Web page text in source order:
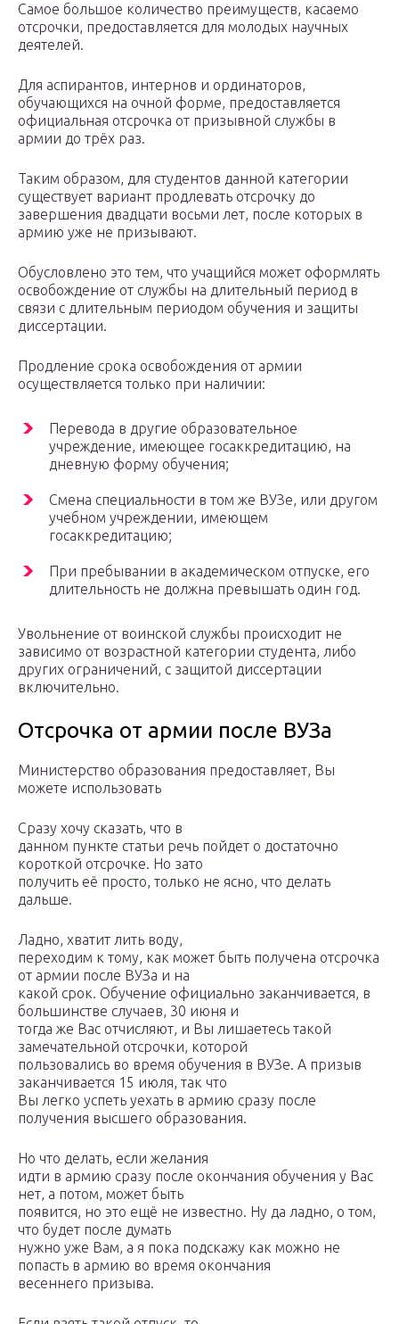
Самое большое количество преимуществ, касаемо
отсрочки, предоставляется для молодых научных
деятелей.
Для аспирантов, интернов и ординаторов,
обучающихся на очной форме, предоставляется
официальная отсрочка от призывной службы в
армии до трёх раз.
Таким образом, для студентов данной категории
существует вариант продлевать отсрочку до
завершения двадцати восьми лет, после которых в
армию уже не призывают.
Обусловлено это тем, что учащийся может оформлять
освобождение от службы на длительный период в
связи с длительным периодом обучения и защиты
диссертации.
Продление срока освобождения от армии
осуществляется только при наличии:
Перевода в другие образовательное
учреждение, имеющее госаккредитацию, на
дневную форму обучения;
Смена специальности в том же ВУЗе, или другом
учебном учреждении, имеющем
госаккредитацию;
При пребывании в академическом отпуске, его
длительность не должна превышать один год.
Увольнение от воинской службы происходит не
зависимо от возрастной категории студента, либо
других ограничений, с защитой диссертации
включительно.
Отсрочка от армии после ВУЗа
Министерство образования предоставляет, Вы
можете использовать
Сразу хочу сказать, что в
данном пункте статьи речь пойдет о достаточно
короткой отсрочке. Но зато
получить её просто, только не ясно, что делать
дальше.
Ладно, хватит лить воду,
переходим к тому, как может быть получена отсрочка
от армии после ВУЗа и на
какой срок. Обучение официально заканчивается, в
большинстве случаев, 30 июня и
тогда же Вас отчисляют, и Вы лишаетесь такой
замечательной отсрочки, которой
пользовались во время обучения в ВУЗе. А призыв
заканчивается 15 июля, так что
Вы легко успеть уехать в армию сразу после
получения высшего образования.
Но что делать, если желания
идти в армию сразу после окончания обучения у Вас
нет, а потом, может быть
появится, но это ещё не известно. Ну да ладно, о том,
что будет после думать
нужно уже Вам, а я пока подскажу как можно не
попасть в армию во время окончания
весеннего призыва.